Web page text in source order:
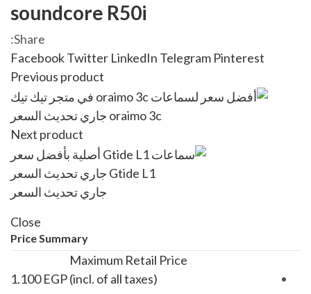
soundcore R50i
Share:
FacebookTwitter LinkedIn Telegram Pinterest
Previous product
oraimo 3c جاري تحديث السعر
Next product
Gtide L1 جاري تحديث السعر
جاري تحديث السعر
Close
Price Summary
Maximum Retail Price
(incl. of all taxes)
1.100EGP